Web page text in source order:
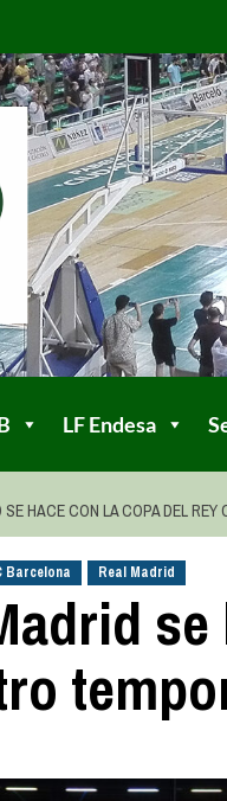
LF Endesa
SE HACE CON LA COPA DEL
Barcelona Real Madrid